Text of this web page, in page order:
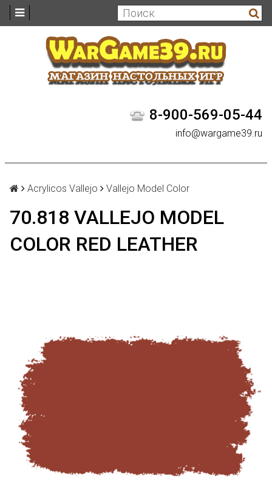
8-900-569-05-44
info@wargame39.ru
Acrylicos Vallejo Vallejo Model Color
70.818 VALLEJO MODEL
COLOR RED LEATHER